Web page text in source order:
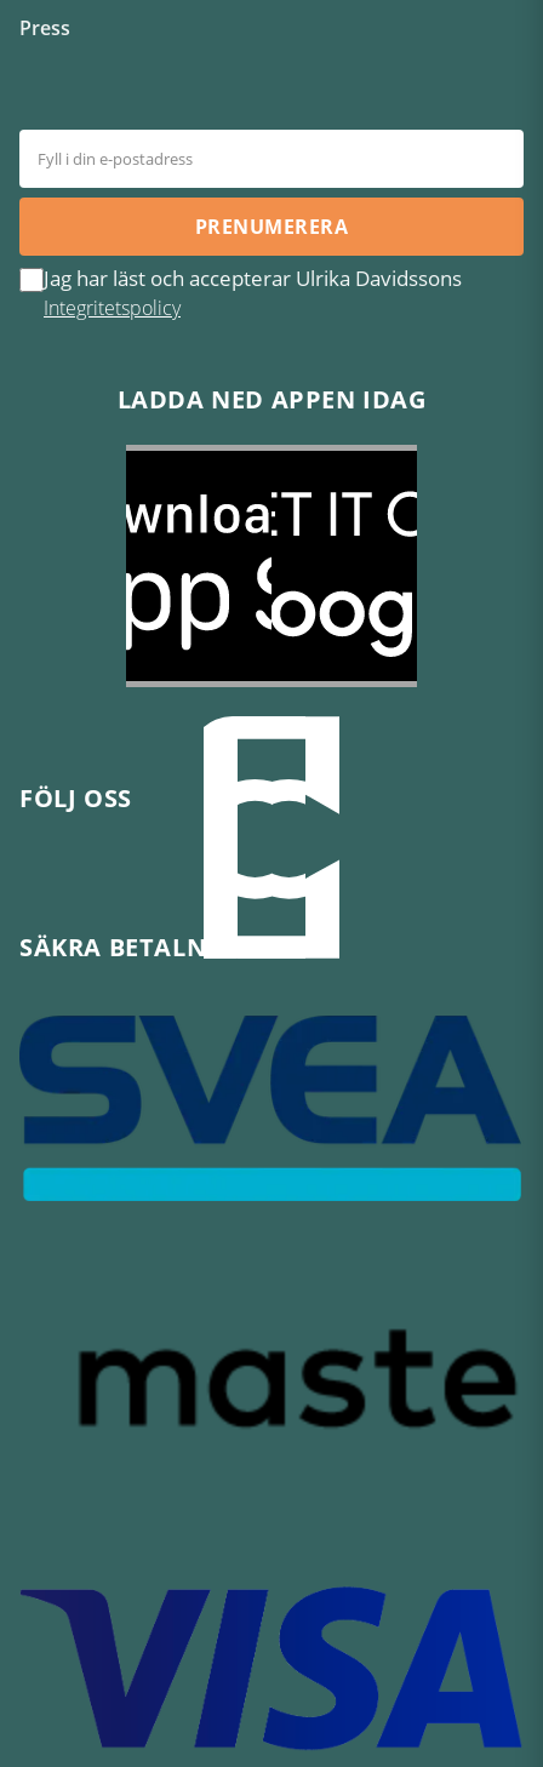
Press
PRENUMERERA
Jag har läst och accepterar Ulrika Davidssons
Integritetspolicy
LADDA NED APPEN IDAG
FÖLJ OSS
SÄKRA BETALNINGAR